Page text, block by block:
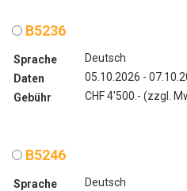
B5236
Sprache
Deutsch
Daten
05.10.2026 -
Gebühr
CHF 4'500.- (zzgl.
B5246
Sprache
Deutsch